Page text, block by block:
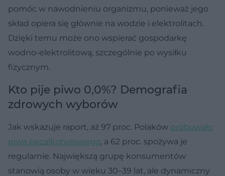
pomóc w nawodnieniu organizmu, ponieważ jego
skład opiera się głównie na wodzie i elektrolitach.
Dzięki temu może ono wspierać gospodarkę
wodno-elektrolitową, szczególnie po wysiłku
fizycznym.
Kto pije piwo 0,0%? Demografia
zdrowych wyborów
Jak wskazuje raport, aż 97 proc. Polaków próbowało
piwa bezalkoholowego, a 62 proc. spożywa je
regularnie. Największą grupę konsumentów
stanowią osoby w wieku 30–39 lat, ale dynamiczny